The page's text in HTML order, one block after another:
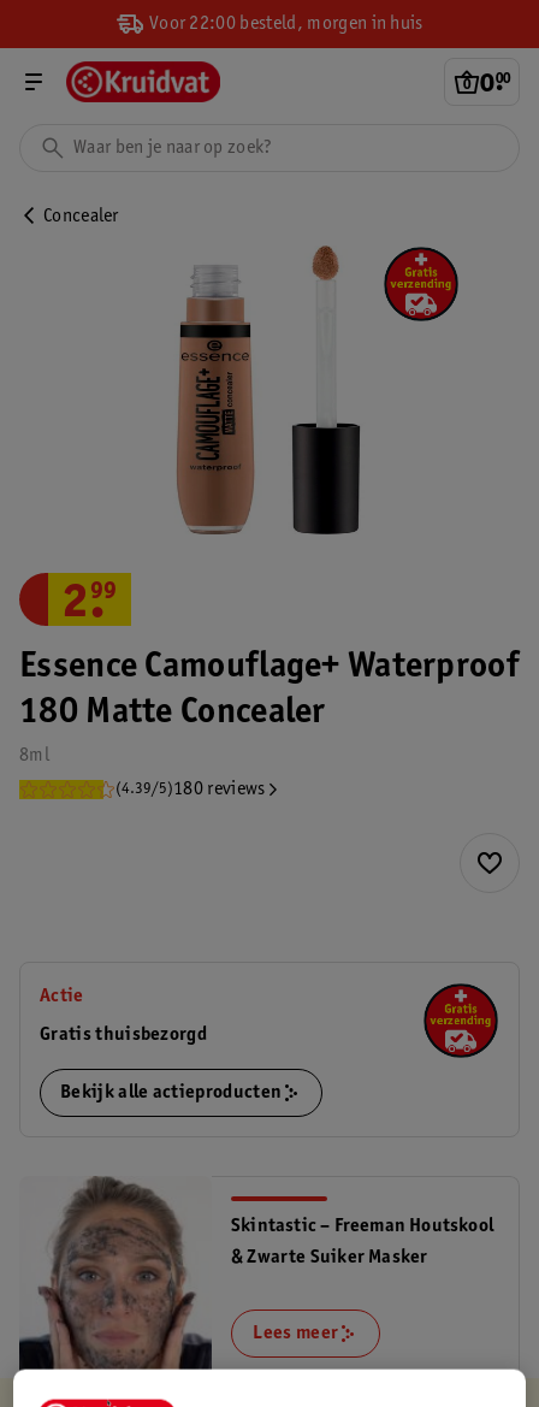
Voor 22:00 besteld, morgen in huis
0.
00
Concealer
Essence Camouflage+ Waterproof
180 Matte Concealer
8ml
(4.39/5)180 reviews
2.
99
Actie
Gratis thuisbezorgd
Bekijk alle actieproducten
Skintastic – Freeman Houtskool
& Zwarte Suiker Masker
Lees meer